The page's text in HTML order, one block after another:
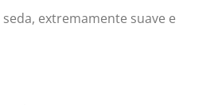
extremamente suave e